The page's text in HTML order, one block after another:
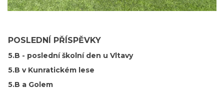
POSLEDNÍ PŘÍSPĚVKY
5.B - poslední školní den u Vltavy
5.B v Kunratickém lese
5.B a Golem